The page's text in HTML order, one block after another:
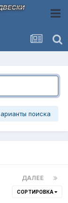
поиска
ДАЛЕЕ
СОРТИРОВКА